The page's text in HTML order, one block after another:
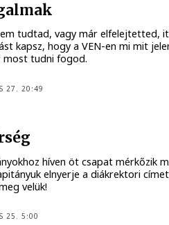
tudtad, vagy már elfelejtetted,
kapsz, hogy a VEN-en mi mit
most tudni fogod.
27. 20:49
híven öt csapat mérkőzik
elnyerje a diákrektori
velük!
25. 5:00